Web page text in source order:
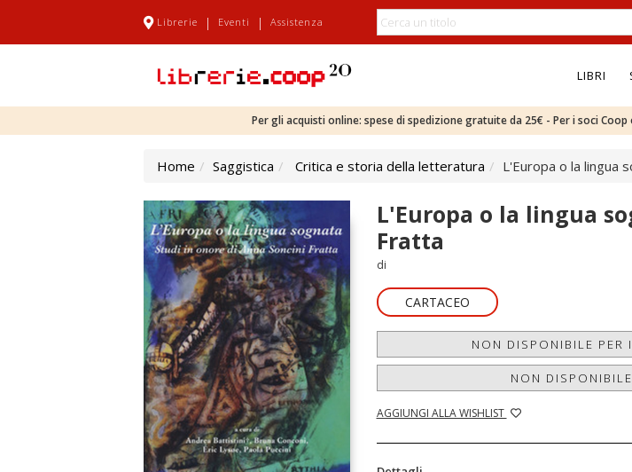
Librerie | Eventi | Assistenza
LIBRI
Per gli acquisti online: spese di spedizione gratuite da 25€ - Per i soci
Home Saggistica Critica e storia della letteratura L'Europa o la lingua
L'Europa o la lingua
Fratta
di
CARTACEO
NON DISPONIBILE PER
NON
AGGIUNGI ALLA WISHLIST